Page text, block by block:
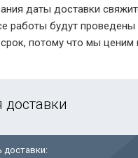
даты доставки
работы будут проведены
потому что мы ценим
доставки
доставки: